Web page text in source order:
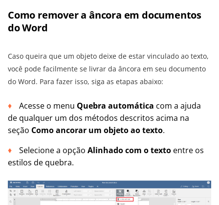
Como remover a âncora em documentos
do Word
Caso queira que um objeto deixe de estar vinculado ao texto,
você pode facilmente se livrar da âncora em seu documento
do Word. Para fazer isso, siga as etapas abaixo:
Acesse o menu Quebra automática com a ajuda
de qualquer um dos métodos descritos acima na
seção Como ancorar um objeto ao texto.
Selecione a opção Alinhado com o texto entre os
estilos de quebra.